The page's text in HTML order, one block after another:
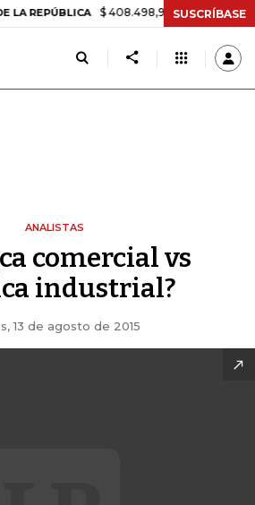
$ 408.498,97 +$ 8.753,81 +2,19%
SUSCRÍBASE
ANALISTAS
comercial vs
industrial?
13 de agosto de 2015